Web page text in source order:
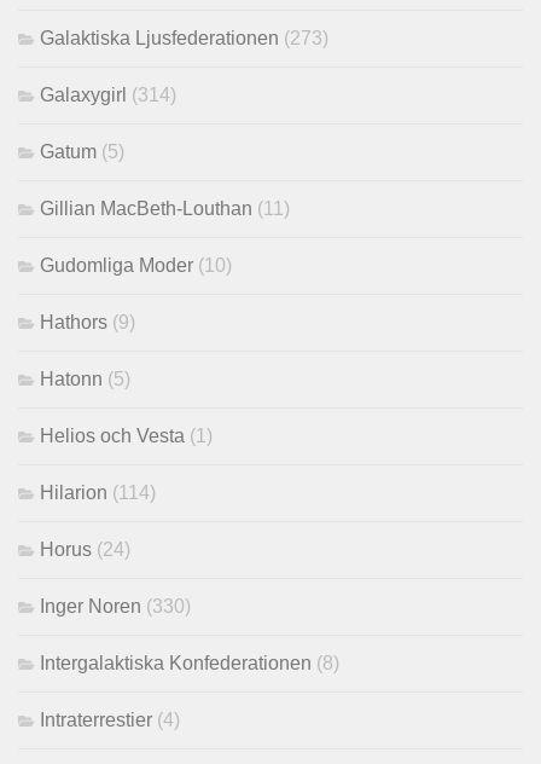
Galaktiska Ljusfederationen (273)
Galaxygirl (314)
Gatum (5)
Gillian MacBeth-Louthan (11)
Gudomliga Moder (10)
Hathors (9)
Hatonn (5)
Helios och Vesta (1)
Hilarion (114)
Horus (24)
Inger Noren (330)
Intergalaktiska Konfederationen (8)
Intraterrestier (4)